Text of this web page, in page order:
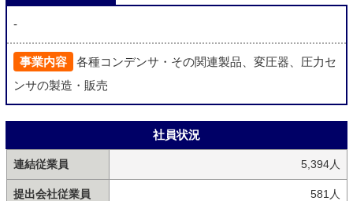
-
事業内容
各種コンデンサ・その関連製品、変圧器、圧力セ
ンサの製造・販売
社員状況
連結従業員 5,394人
提出会社従業員 581人